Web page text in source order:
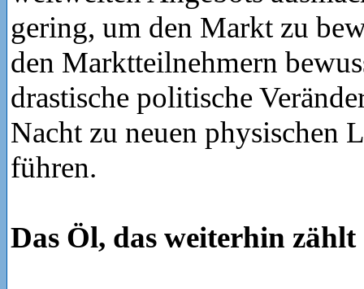
gering, um den Markt zu
den Marktteilnehmern
drastische politische
Nacht zu neuen physischen
führen.
Das Öl, das weiterhin zählt